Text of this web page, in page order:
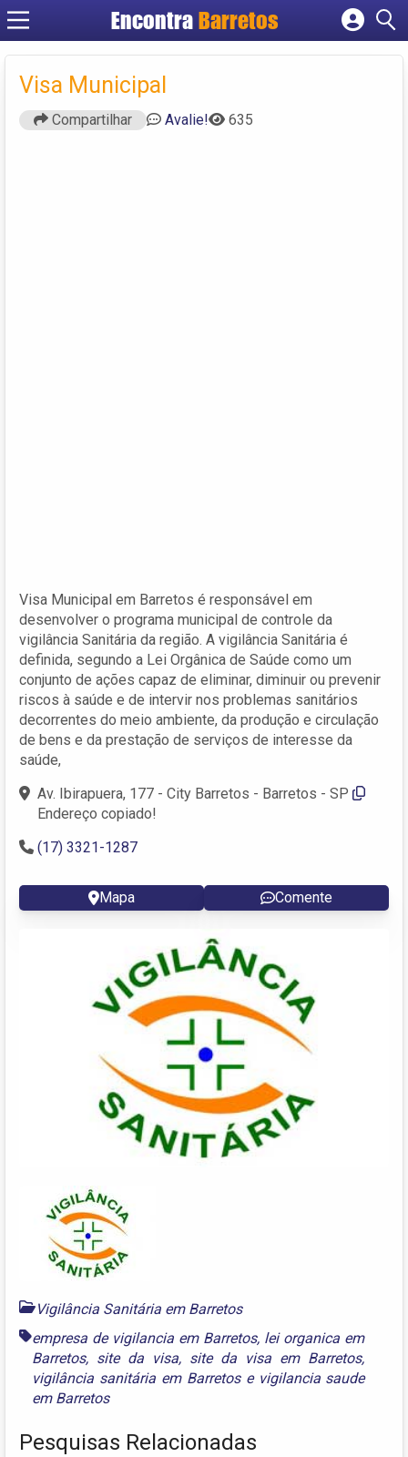
Encontra Barretos
Cadastrar empresa
Visa Municipal
Compartilhar Avalie! 635
Visa Municipal em Barretos é responsável em
desenvolver o programa municipal de controle da
vigilância Sanitária da região. A vigilância Sanitária é
definida, segundo a Lei Orgânica de Saúde como um
conjunto de ações capaz de eliminar, diminuir ou prevenir
riscos à saúde e de intervir nos problemas sanitários
decorrentes do meio ambiente, da produção e circulação
de bens e da prestação de serviços de interesse da
saúde,
Av. Ibirapuera, 177 - City Barretos - Barretos - SP
Endereço copiado!
(17) 3321-1287
Mapa Comente
Vigilância Sanitária em Barretos
empresa de vigilancia em Barretos, lei organica em
Barretos, site da visa, site da visa em Barretos,
vigilância sanitária em Barretose vigilancia saude
em Barretos
Pesquisas Relacionadas